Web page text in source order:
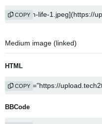
COPY
Medium image (linked)
HTML
COPY
BBCode